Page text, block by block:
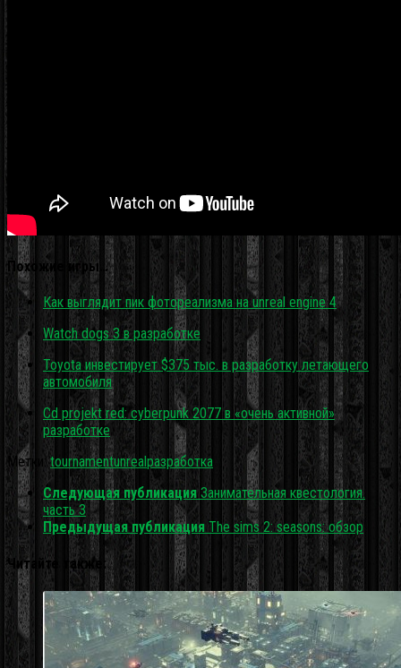
Похожие игры…
Как выглядит пик фотореализма на unreal engine 4
Watch dogs 3 в разработке
Toyota инвестирует $375 тыс. в разработку летающего
автомобиля
Cd projekt red: cyberpunk 2077 в «очень активной»
разработке
Метки: tournamentunrealразработка
Следующая публикация Занимательная квестология.
часть 3
Предыдущая публикация The sims 2: seasons: обзор
Читайте также: